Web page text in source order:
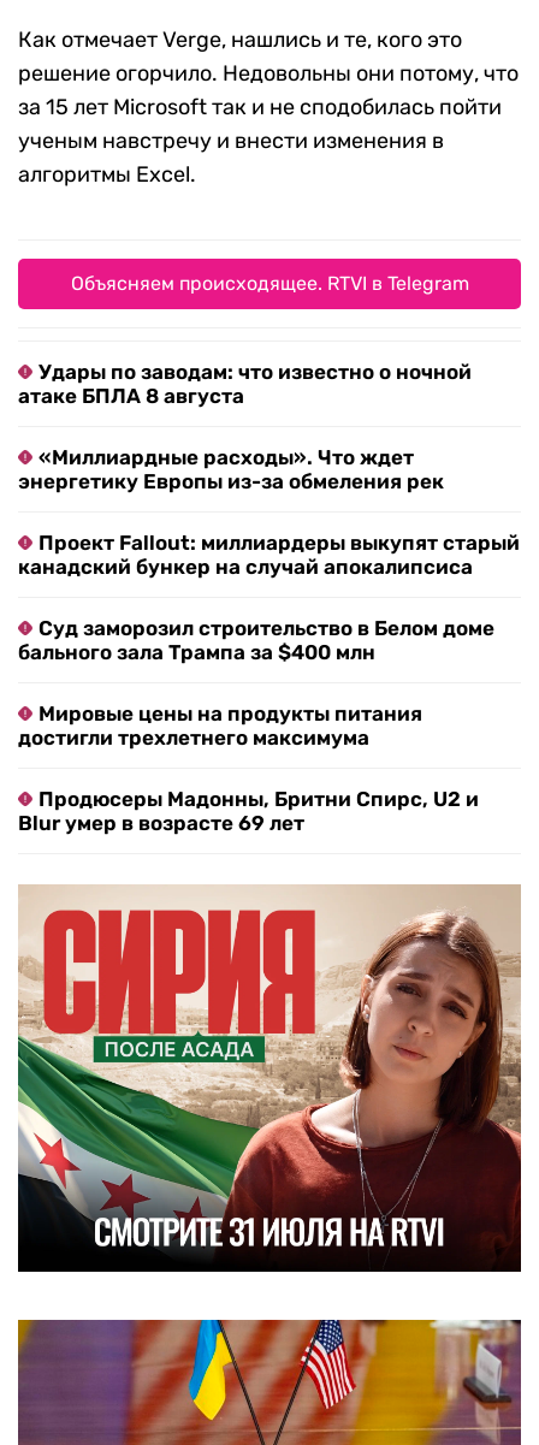
Как отмечает Verge, нашлись и те, кого это
решение огорчило. Недовольны они потому, что
за 15 лет Microsoft так и не сподобилась пойти
ученым навстречу и внести изменения в
алгоритмы Excel.
Объясняем происходящее. RTVI в Telegram
Удары по заводам: что известно о ночной
атаке БПЛА 8 августа
«Миллиардные расходы». Что ждет
энергетику Европы из-за обмеления рек
Проект Fallout: миллиардеры выкупят старый
канадский бункер на случай апокалипсиса
Суд заморозил строительство в Белом доме
бального зала Трампа за $400 млн
Мировые цены на продукты питания
достигли трехлетнего максимума
Продюсеры Мадонны, Бритни Спирс, U2 и
Blur умер в возрасте 69 лет